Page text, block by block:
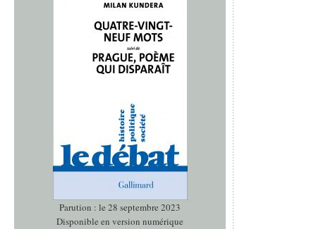
Parution : le 28 septembre 2023
Disponible en version numérique